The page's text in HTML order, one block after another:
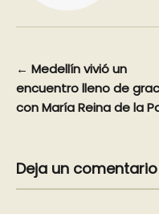
Navegación
de
entradas
← Medellín vivió un
encuentro lleno de
con María Reina de la
Deja un comentario